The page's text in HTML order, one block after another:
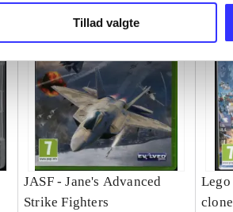
Tillad valgte
JASF - Jane's Advanced
Strike Fighters